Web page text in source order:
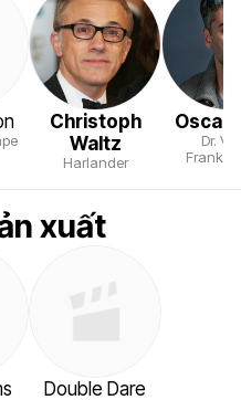
Christoph
Waltz
Harlander
Oscar
Dr.
xuất
Double Dare